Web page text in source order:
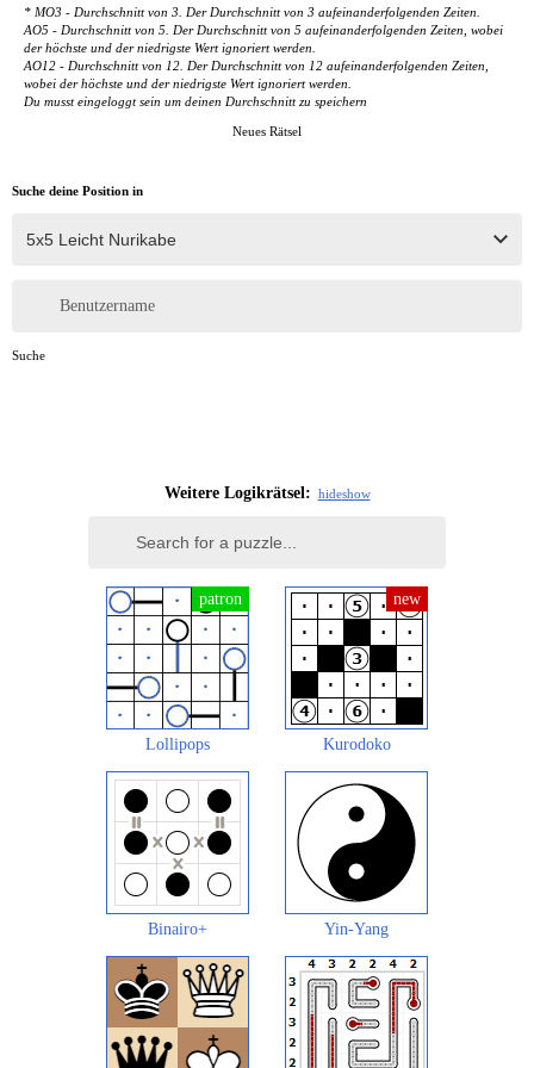
* MO3 - Durchschnitt von 3. Der Durchschnitt von 3 aufeinanderfolgenden Zeiten.
AO5 - Durchschnitt von 5. Der Durchschnitt von 5 aufeinanderfolgenden Zeiten, wobei
der höchste und der niedrigste Wert ignoriert werden.
AO12 - Durchschnitt von 12. Der Durchschnitt von 12 aufeinanderfolgenden Zeiten,
wobei der höchste und der niedrigste Wert ignoriert werden.
Du musst eingeloggt sein um deinen Durchschnitt zu speichern
Neues Rätsel
Suche deine Position in
Benutzername
Suche
Weitere Logikrätsel: hideshow
Lollipops Kurodoko
Binairo+ Yin-Yang